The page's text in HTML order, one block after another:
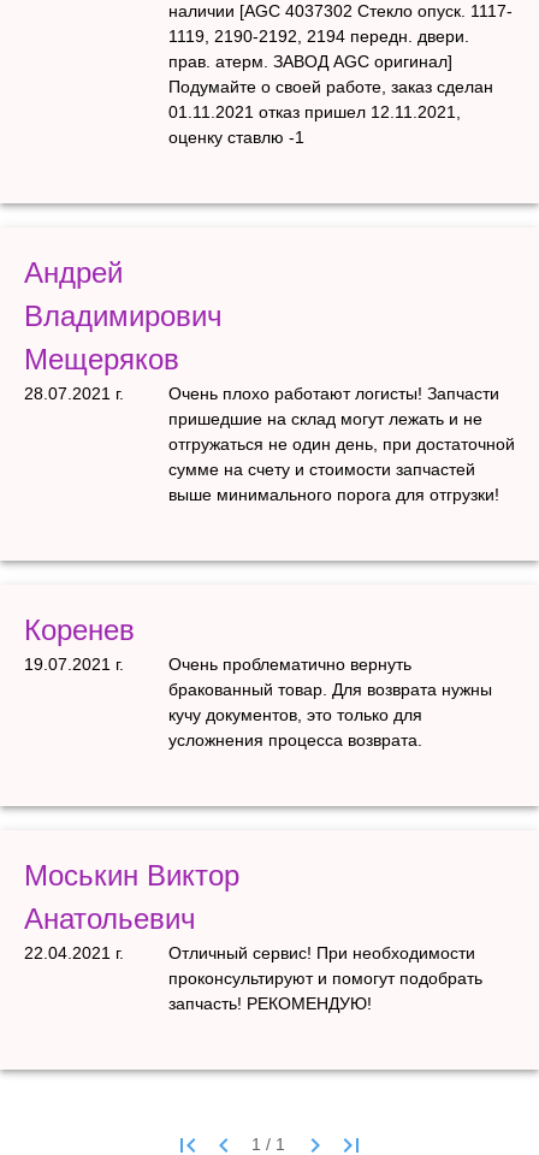
наличии [AGC 4037302 Стекло опуск. 1117-
1119, 2190-2192, 2194 передн. двери.
прав. атерм. ЗАВОД AGC оригинал]
Подумайте о своей работе, заказ сделан
01.11.2021 отказ пришел 12.11.2021,
оценку ставлю -1
Андрей
Владимирович
Мещеряков
28.07.2021 г.
Очень плохо работают логисты! Запчасти
пришедшие на склад могут лежать и не
отгружаться не один день, при достаточной
сумме на счету и стоимости запчастей
выше минимального порога для отгрузки!
Коренев
19.07.2021 г.
Очень проблематично вернуть
бракованный товар. Для возврата нужны
кучу документов, это только для
усложнения процесса возврата.
Моськин Виктор
Анатольевич
22.04.2021 г.
Отличный сервис! При необходимости
проконсультируют и помогут подобрать
запчасть! РЕКОМЕНДУЮ!
first_page keyboard_arrow_left keyboard_arrow_right last_page